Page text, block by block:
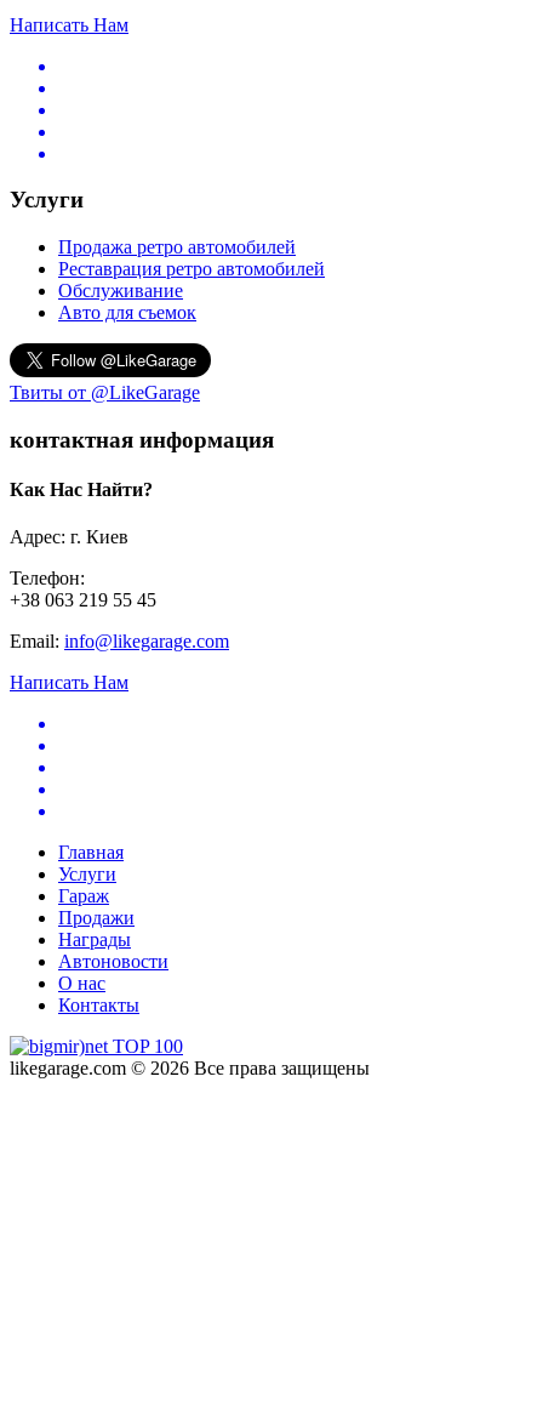
Написать Нам
Услуги
Продажа ретро автомобилей
Реставрация ретро автомобилей
Обслуживание
Авто для съемок
Твиты от @LikeGarage
контактная информация
Как Нас Найти?
Адрес: г. Киев
Телефон:
+38 063 219 55 45
Email: info@likegarage.com
Написать Нам
Главная
Услуги
Гараж
Продажи
Награды
Автоновости
О нас
Контакты
likegarage.com © 2026 Все права защищены